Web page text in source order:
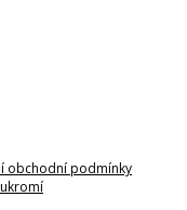
obchodní podmínky